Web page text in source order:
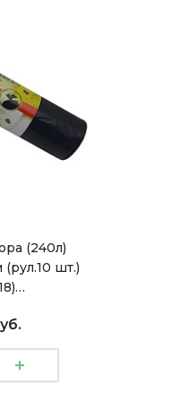
(240л)
шт.)